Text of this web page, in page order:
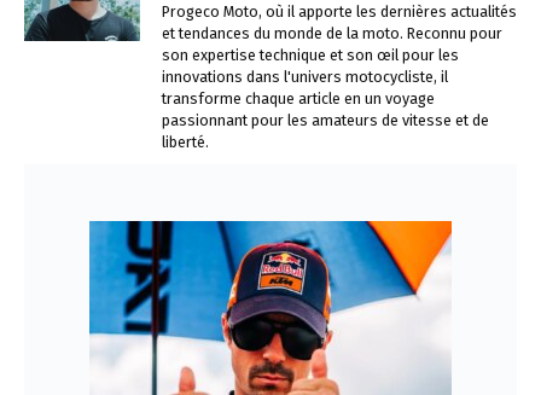
Progeco Moto, où il apporte les dernières actualités
et tendances du monde de la moto. Reconnu pour
son expertise technique et son œil pour les
innovations dans l'univers motocycliste, il
transforme chaque article en un voyage
passionnant pour les amateurs de vitesse et de
liberté.